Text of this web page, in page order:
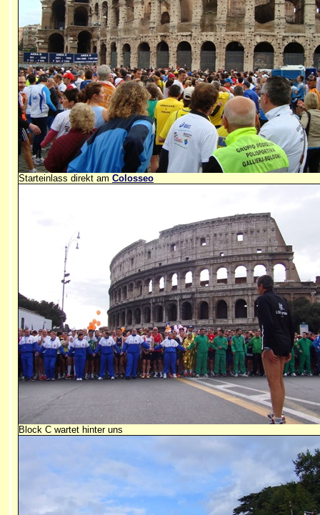
Starteinlass direkt am Colosseo
Block C wartet hinter uns